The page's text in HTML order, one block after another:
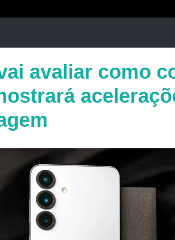
avaliar como